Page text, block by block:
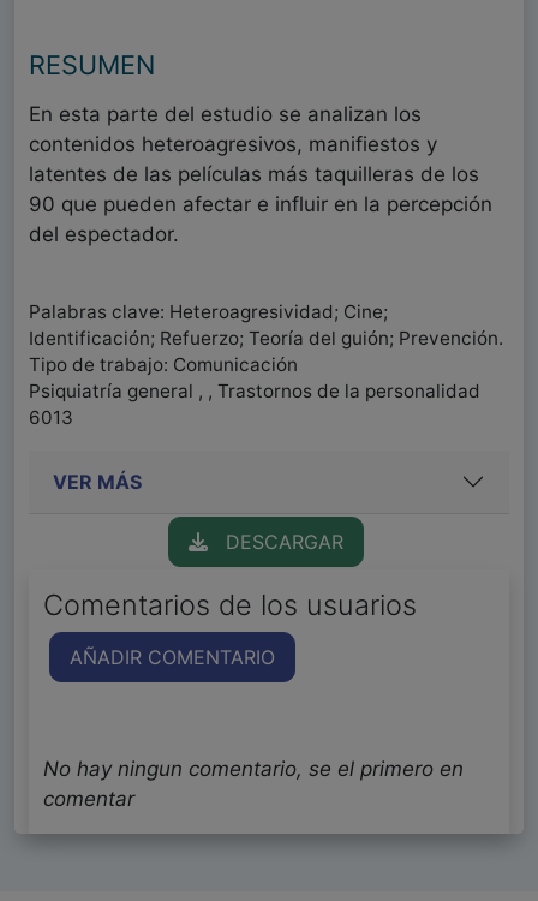
RESUMEN
En esta parte del estudio se analizan los
contenidos heteroagresivos, manifiestos y
latentes de las películas más taquilleras de los
90 que pueden afectar e influir en la percepción
del espectador.
Palabras clave: Heteroagresividad; Cine;
Identificación; Refuerzo; Teoría del guión; Prevención.
Tipo de trabajo: Comunicación
Psiquiatría general , , Trastornos de la personalidad
6013
VER MÁS
DESCARGAR
Comentarios de los usuarios
AÑADIR COMENTARIO
No hay ningun comentario, se el primero en
comentar